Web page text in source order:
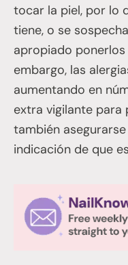
tocar la piel, por lo
tiene, o se
apropiado
embargo, las
aumentando en
extra vigilante para
también
indicación de que